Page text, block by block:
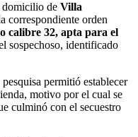
domicilio de Villa
correspondiente orden
calibre 32, apta para el
sospechoso, identificado
permitió establecer
motivo por el cual se
culminó con el secuestro